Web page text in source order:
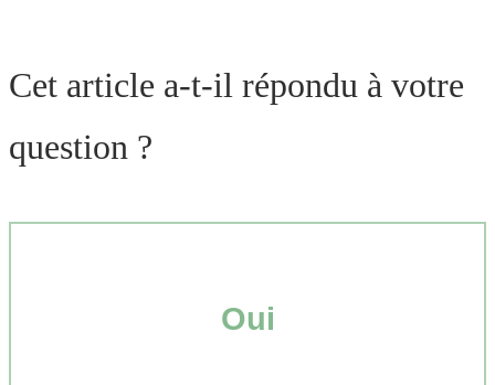
Cet article a-t-il répondu à votre
question ?
Oui